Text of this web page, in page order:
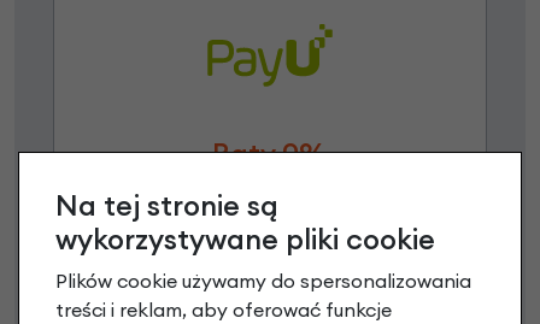
Raty 0%
3 miesiące nie płacisz
Raty do 60 miesięcy
Na tej stronie są
wykorzystywane pliki cookie
Plików cookie używamy do spersonalizowania
treści i reklam, aby oferować funkcje